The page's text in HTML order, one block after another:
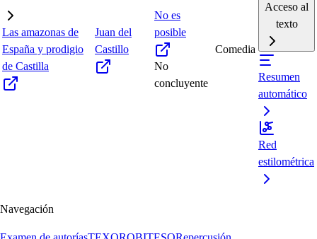
Las amazonas de
España y prodigio
de Castilla
Juan del
Castillo
No es
posible
No
concluyente
Comedia
Acceso al
texto
Resumen
automático
Red
estilométrica
Navegación